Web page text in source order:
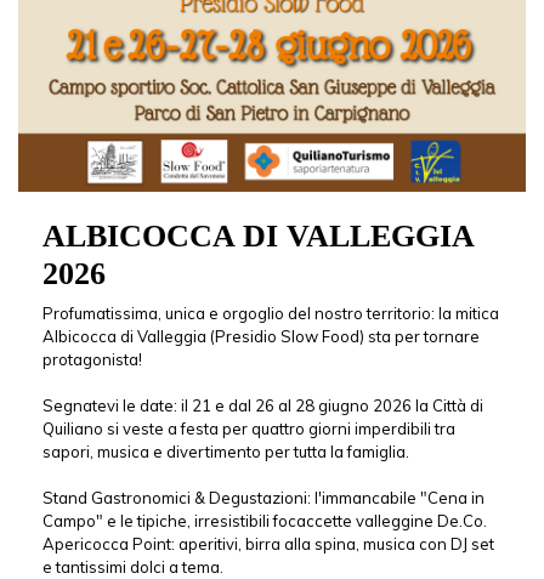
ALBICOCCA DI VALLEGGIA
2026
Profumatissima, unica e orgoglio del nostro territorio: la mitica
Albicocca di Valleggia (Presidio Slow Food) sta per tornare
protagonista!
Segnatevi le date: il 21 e dal 26 al 28 giugno 2026 la Città di
Quiliano si veste a festa per quattro giorni imperdibili tra
sapori, musica e divertimento per tutta la famiglia.
Stand Gastronomici & Degustazioni: l'immancabile "Cena in
Campo" e le tipiche, irresistibili focaccette valleggine De.Co.
Apericocca Point: aperitivi, birra alla spina, musica con DJ set
e tantissimi dolci a tema.